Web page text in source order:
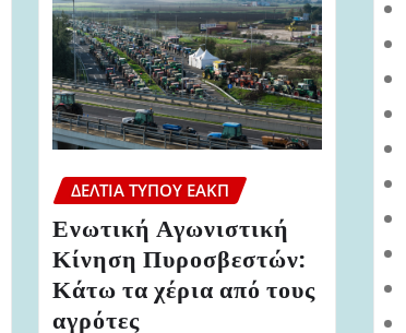
ΔΕΛΤΊΑ ΤΎΠΟΥ ΕΑΚΠ
Ενωτική Αγωνιστική
Κίνηση Πυροσβεστών:
Κάτω τα χέρια από τους
αγρότες